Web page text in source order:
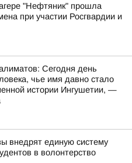
"Нефтяник" прошла
при участии Росгвардии и
Сегодня день
чье имя давно стало
истории Ингушетии, —
внедрят единую систему
в волонтерство